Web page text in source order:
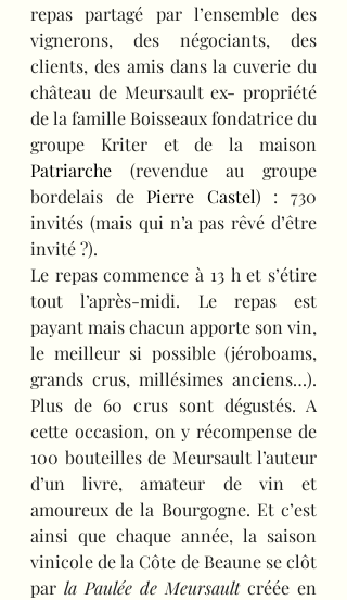
repas partagé par l’ensemble des
vignerons, des négociants, des
clients, des amis dans la cuverie du
château de Meursault ex- propriété
de la famille Boisseaux fondatrice du
Patriarche (revendue au groupe
bordelais de Pierre Castel) : 730
invités (mais qui n’a pas rêvé d’être
invité ?).
Le repas commence à 13 h et s’étire
tout l’après-midi. Le repas est
payant mais chacun apporte son vin,
le meilleur si possible (jéroboams,
grands crus, millésimes anciens…).
Plus de 60 crus sont dégustés. A
cette occasion, on y récompense de
100 bouteilles de Meursault l’auteur
d’un livre, amateur de vin et
amoureux de la Bourgogne. Et c’est
ainsi que chaque année, la saison
vinicole de la Côte de Beaune se clôt
par la Paulée de Meursault créée en